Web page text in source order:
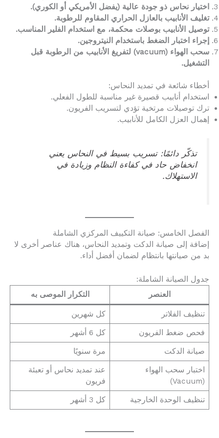
اختيار نحاس ذو جودة عالية (يفضل الأمريكي أو الكوري).
تغليف الأنابيب بالعازل الحراري المقاوم للرطوبة.
توصيل الأنابيب بوصلات محكمة، مع استخدام الفلير المناسب.
إجراء اختبار الضغط باستخدام النيتروجين.
سحب الهواء (vacuum) لتفريغ الأنابيب من الرطوبة قبل
التشغيل.
أخطاء شائعة في تمديد النحاس:
استخدام أنابيب قصيرة غير مناسبة للطول الفعلي.
ترك توصيلات مرتخية تؤدي لتسريب الفريون.
إهمال العزل الكامل للأنابيب.
تذكّر دائمًا: تسريب بسيط في النحاس يعني
انخفاض حاد في كفاءة النظام وزيادة في
الاستهلاك.
الفصل الخامس: صيانة التكييف المركزي الشاملة
إضافة إلى صيانة الدكت وتمديد النحاس، هناك عناصر أخرى لا
بد من صيانتها بانتظام لضمان أفضل أداء.
جدول الصيانة الشاملة:
العنصر
التكرار الموصى به
تنظيف الفلاتر كل شهرين
فحص ضغط الفريون كل 6 أشهر
صيانة الدكت مرة سنويًا
اختبار سحب الهواء
(Vacuum)
عند تمديد نحاس أو تعبئة
فريون
تنظيف الوحدة الخارجية كل 3 أشهر